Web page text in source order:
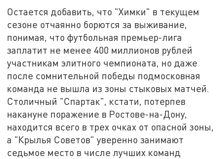
Остается добавить, что "Химки" в текущем
сезоне отчаянно борются за выживание,
понимая, что футбольная премьер-лига
заплатит не менее 400 миллионов рублей
участникам элитного чемпионата, но даже
после сомнительной победы подмосковная
команда не вышла из зоны стыковых матчей.
Столичный "Спартак", кстати, потерпев
накануне поражение в Ростове-на-Дону,
находится всего в трех очках от опасной зоны,
а "Крылья Советов" уверенно занимают
седьмое место в числе лучших команд